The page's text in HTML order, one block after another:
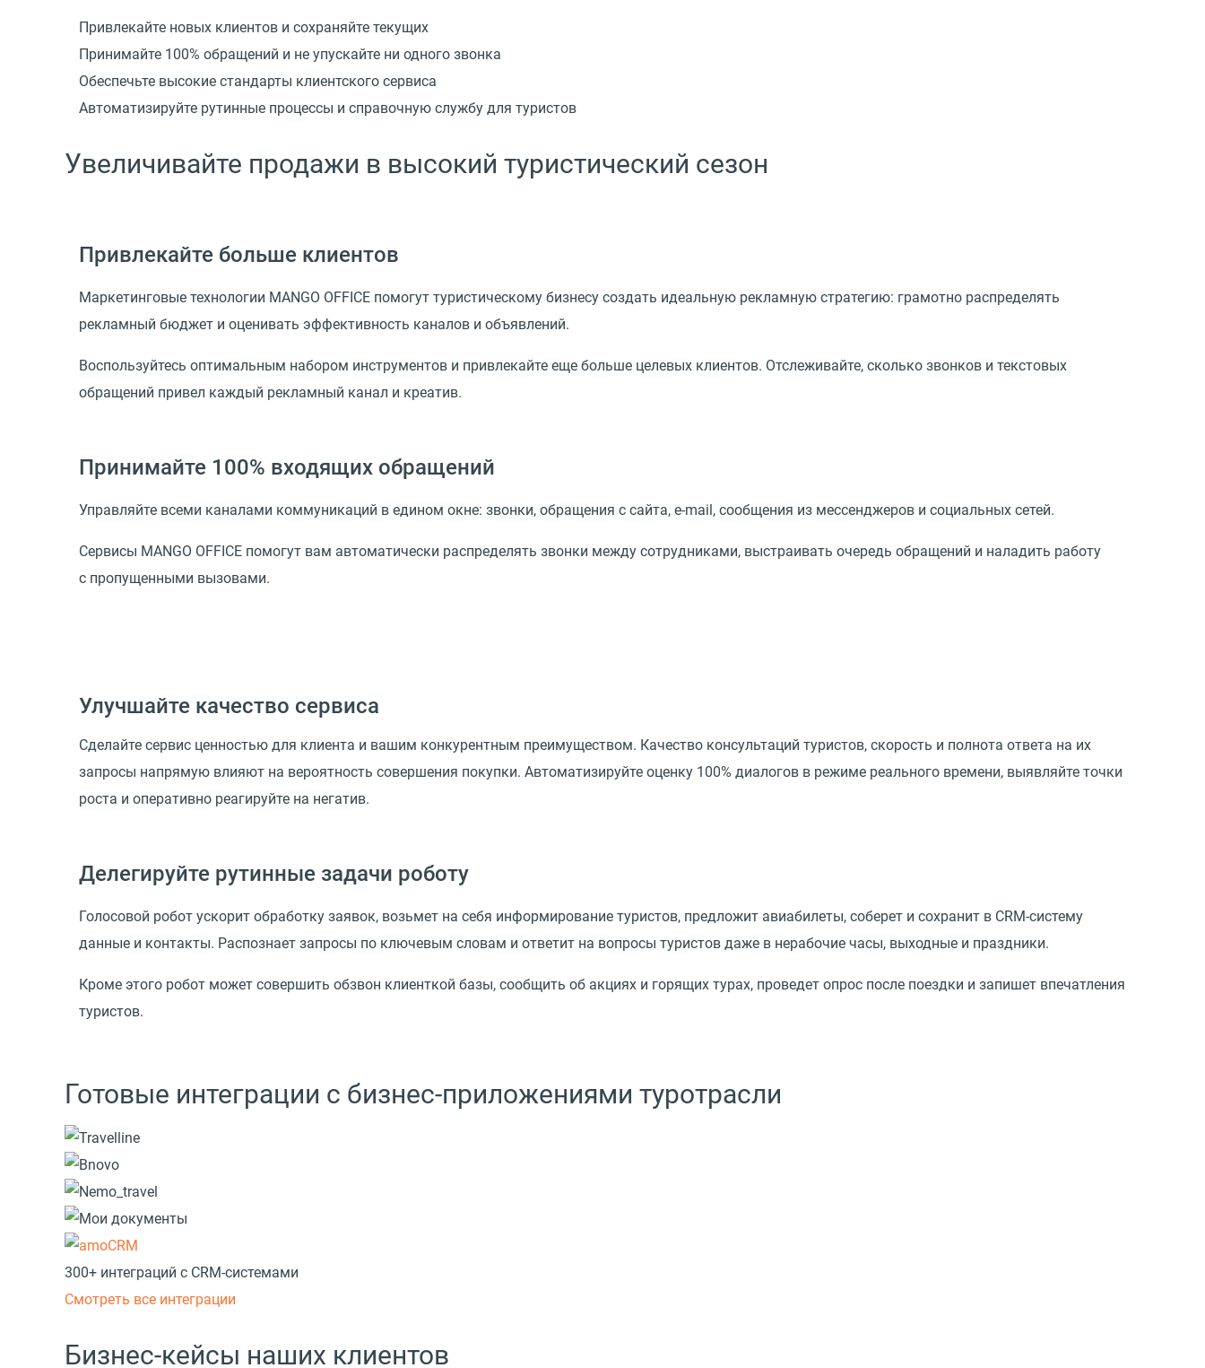
Привлекайте новых клиентов и сохраняйте текущих
Принимайте 100% обращений и не упускайте ни одного звонка
Обеспечьте высокие стандарты клиентского сервиса
Автоматизируйте рутинные процессы и справочную службу для туристов
Увеличивайте продажи в высокий туристический сезон
Привлекайте больше клиентов
Маркетинговые технологии MANGO OFFICE помогут туристическому бизнесу создать идеальную рекламную стратегию: грамотно распределять
рекламный бюджет и оценивать эффективность каналов и объявлений.
Воспользуйтесь оптимальным набором инструментов и привлекайте еще больше целевых клиентов. Отслеживайте, сколько звонков и текстовых
обращений привел каждый рекламный канал и креатив.
Принимайте 100% входящих обращений
Управляйте всеми каналами коммуникаций в едином окне: звонки, обращения с сайта, e-mail, сообщения из мессенджеров и социальных сетей.
Сервисы MANGO OFFICE помогут вам автоматически распределять звонки между сотрудниками, выстраивать очередь обращений и наладить работу
с пропущенными вызовами.
Улучшайте качество сервиса
Сделайте сервис ценностью для клиента и вашим конкурентным преимуществом. Качество консультаций туристов, скорость и полнота ответа на их
запросы напрямую влияют на вероятность совершения покупки. Автоматизируйте оценку 100% диалогов в режиме реального времени, выявляйте точки
роста и оперативно реагируйте на негатив.
Делегируйте рутинные задачи роботу
Голосовой робот ускорит обработку заявок, возьмет на себя информирование туристов, предложит авиабилеты, соберет и сохранит в CRM-систему
данные и контакты. Распознает запросы по ключевым словам и ответит на вопросы туристов даже в нерабочие часы, выходные и праздники.
Кроме этого робот может совершить обзвон клиенткой базы, сообщить об акциях и горящих турах, проведет опрос после поездки и запишет впечатления
туристов.
Готовые интеграции с бизнес-приложениями туротрасли
300+ интеграций с CRM-системами
Смотреть все интеграции
Бизнес-кейсы наших клиентов